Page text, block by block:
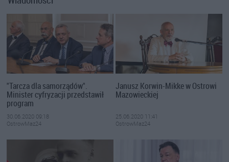
"Tarcza dla samorządów".
Minister cyfryzacji przedstawił
program
30.06.2020 09:18
OstrowMaz24
Janusz Korwin-Mikke w Ostrowi
Mazowieckiej
25.06.2020 11:41
OstrowMaz24